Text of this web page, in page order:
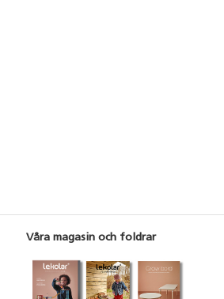
Våra magasin och foldrar